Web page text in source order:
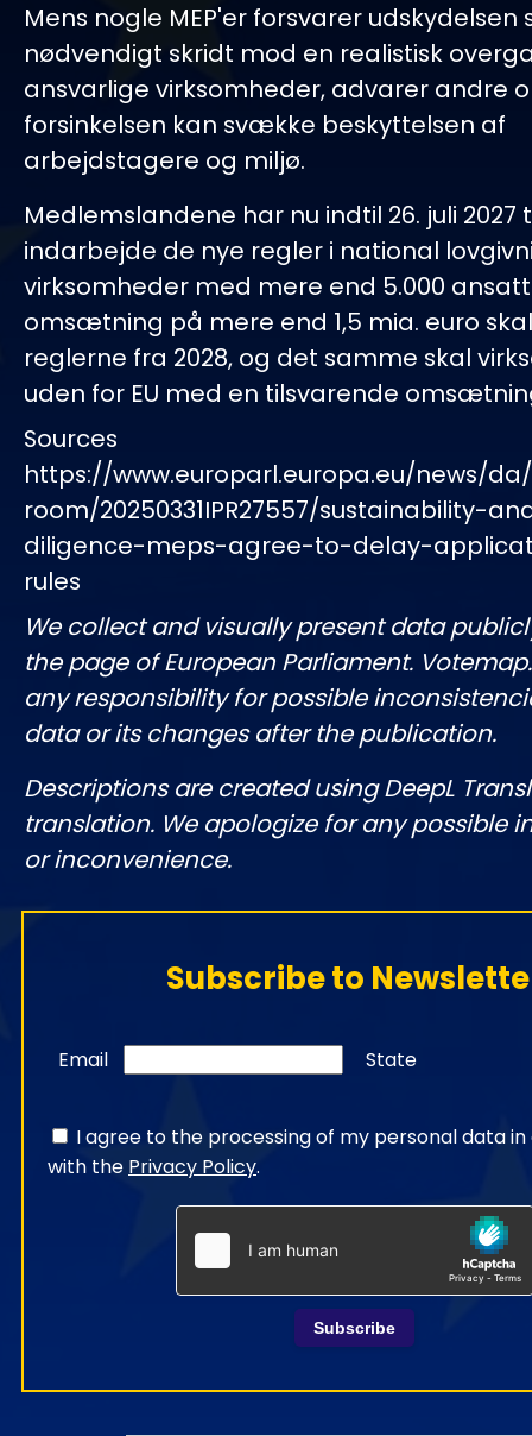
Mens nogle MEP'er forsvarer udskydelsen
nødvendigt skridt mod en realistisk
ansvarlige virksomheder, advarer andre
forsinkelsen kan svække beskyttelsen af
arbejdstagere og miljø.
Medlemslandene har nu indtil 26. juli 2027
indarbejde de nye regler i national
virksomheder med mere end 5.000
omsætning på mere end 1,5 mia. euro
reglerne fra 2028, og det samme skal
uden for EU med en tilsvarende
Sources
https://www.europarl.europa.eu/news/
room/20250331IPR27557/sustainability-
diligence-meps-agree-to-delay-
rules
We collect and visually present data
the page of European Parliament.
any responsibility for possible
data or its changes after the publication.
Descriptions are created using DeepL
translation. We apologize for any possible
or inconvenience.
Subscribe to
Email State
I agree to the processing of my personal data
with the Privacy Policy.
Subscribe